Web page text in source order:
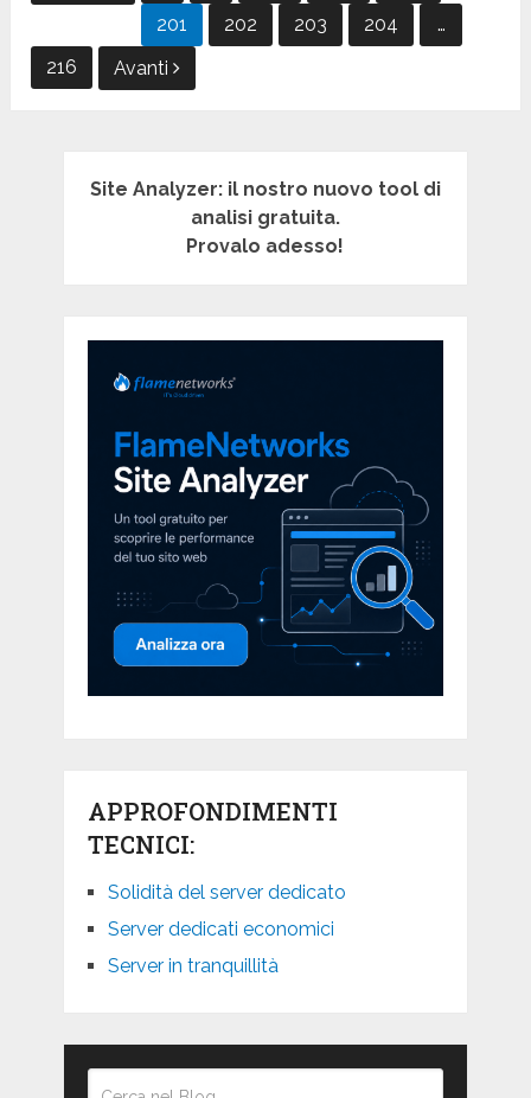
degli
articoli
201 202 203 204
…
216
Avanti
Site Analyzer: il nostro nuovo tool di
analisi gratuita.
Provalo adesso!
APPROFONDIMENTI
TECNICI:
Solidità del server dedicato
Server dedicati economici
Server in tranquillità